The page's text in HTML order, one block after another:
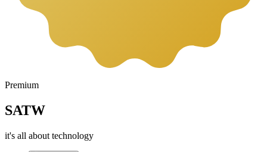
Premium
SATW
it's all about technology